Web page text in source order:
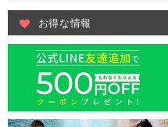
お得な情報